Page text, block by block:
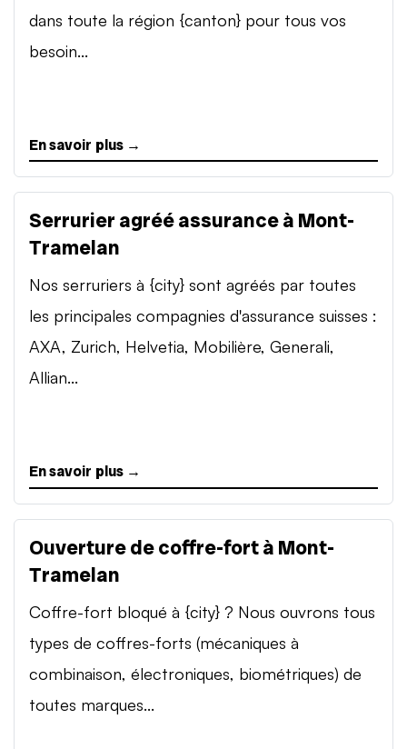
dans toute la région {canton} pour tous vos
besoin...
En savoir plus →
Serrurier agréé assurance à Mont-
Tramelan
Nos serruriers à {city} sont agréés par toutes
les principales compagnies d'assurance suisses :
AXA, Zurich, Helvetia, Mobilière, Generali,
Allian...
En savoir plus →
Ouverture de coffre-fort à Mont-
Tramelan
Coffre-fort bloqué à {city} ? Nous ouvrons tous
types de coffres-forts (mécaniques à
combinaison, électroniques, biométriques) de
toutes marques...